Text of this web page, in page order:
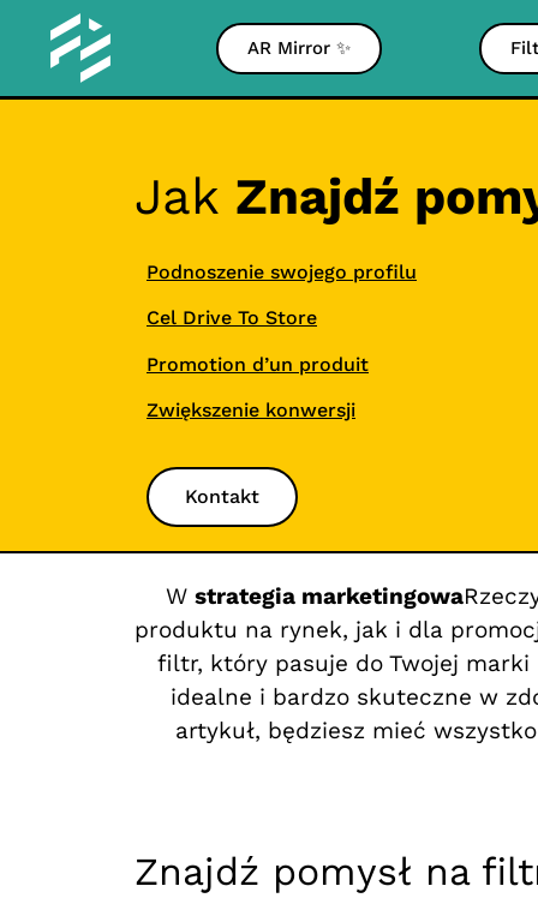
AR Mirror ✨
Jak Znajdź
Podnoszenie swojego profilu
Cel Drive To Store
Promotion d’un produit
Zwiększenie konwersji
Kontakt
W strategia marketingowa
produktu na rynek, jak i dla
filtr, który pasuje do Twojej
idealne i bardzo skuteczne w
artykuł, będziesz mieć
Znajdź pomysł na